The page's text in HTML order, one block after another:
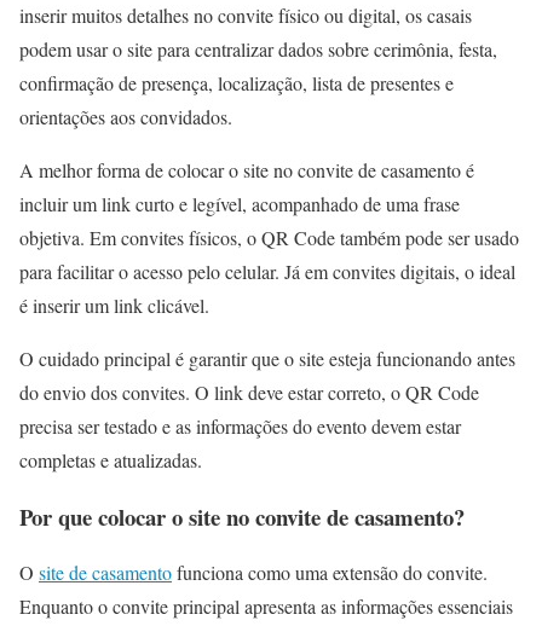
inserir muitos detalhes no convite físico ou digital, os casais
podem usar o site para centralizar dados sobre cerimônia, festa,
confirmação de presença, localização, lista de presentes e
orientações aos convidados.
A melhor forma de colocar o site no convite de casamento é
incluir um link curto e legível, acompanhado de uma frase
objetiva. Em convites físicos, o QR Code também pode ser usado
para facilitar o acesso pelo celular. Já em convites digitais, o ideal
é inserir um link clicável.
O cuidado principal é garantir que o site esteja funcionando antes
do envio dos convites. O link deve estar correto, o QR Code
precisa ser testado e as informações do evento devem estar
completas e atualizadas.
Por que colocar o site no convite de casamento?
O site de casamentofunciona como uma extensão do convite.
Enquanto o convite principal apresenta as informações essenciais